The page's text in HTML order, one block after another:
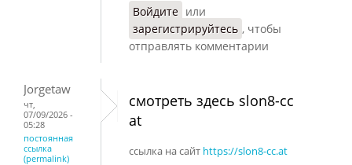
Войдите или
зарегистрируйтесь , чтобы
отправлять комментарии
Jorgetaw
чт,
07/09/2026 -
05:28
постоянная
ссылка
(permalink)
смотреть здесь slon8-cc
at
ссылка на сайт https://slon8-cc.at